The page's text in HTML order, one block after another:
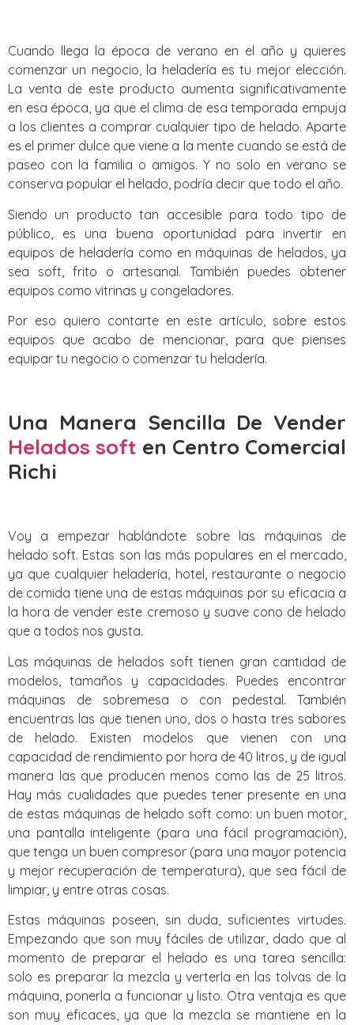
Cuando llega la época de verano en el año y quieres
comenzar un negocio, la heladería es tu mejor elección.
La venta de este producto aumenta significativamente
en esa época, ya que el clima de esa temporada empuja
a los clientes a comprar cualquier tipo de helado. Aparte
es el primer dulce que viene a la mente cuando se está de
paseo con la familia o amigos. Y no solo en verano se
conserva popular el helado, podría decir que todo el año.
Siendo un producto tan accesible para todo tipo de
público, es una buena oportunidad para invertir en
equipos de heladería como en máquinas de helados, ya
sea soft, frito o artesanal. También puedes obtener
equipos como vitrinas y congeladores.
Por eso quiero contarte en este artículo, sobre estos
equipos que acabo de mencionar, para que pienses
equipar tu negocio o comenzar tu heladería.
Una Manera Sencilla De Vender
Helados soft en Centro Comercial
Richi
Voy a empezar hablándote sobre las máquinas de
helado soft. Estas son las más populares en el mercado,
ya que cualquier heladería, hotel, restaurante o negocio
de comida tiene una de estas máquinas por su eficacia a
la hora de vender este cremoso y suave cono de helado
que a todos nos gusta.
Las máquinas de helados soft tienen gran cantidad de
modelos, tamaños y capacidades. Puedes encontrar
máquinas de sobremesa o con pedestal. También
encuentras las que tienen uno, dos o hasta tres sabores
de helado. Existen modelos que vienen con una
capacidad de rendimiento por hora de 40 litros, y de igual
manera las que producen menos como las de 25 litros.
Hay más cualidades que puedes tener presente en una
de estas máquinas de helado soft como: un buen motor,
una pantalla inteligente (para una fácil programación),
que tenga un buen compresor (para una mayor potencia
y mejor recuperación de temperatura), que sea fácil de
limpiar, y entre otras cosas.
Estas máquinas poseen, sin duda, suficientes virtudes.
Empezando que son muy fáciles de utilizar, dado que al
momento de preparar el helado es una tarea sencilla:
solo es preparar la mezcla y verterla en las tolvas de la
máquina, ponerla a funcionar y listo. Otra ventaja es que
son muy eficaces, ya que la mezcla se mantiene en la